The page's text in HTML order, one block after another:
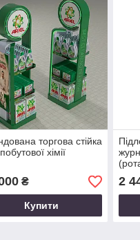
торгова стійка
хімії
₴
Купити
2